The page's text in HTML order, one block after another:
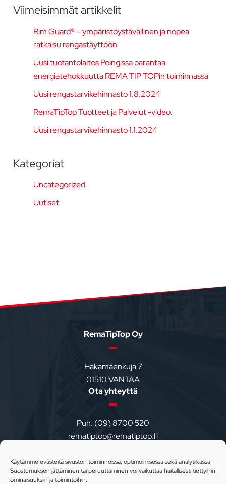
Käytämme evästeitä sivuston toiminnoissa, optimoimisessa sekä analytiikassa.
Suostumuksen jättäminen tai peruuttaminen voi vaikuttaa haitallisesti tiettyihin
ominaisuuksiin ja toimintoihin.
Ensisijainen
sivupalkki
Viimeisimmät artikkelit
Rim Guard® – ympäristöystävällinen ja nopea
ratkaisu rengastäyttöön
Uusi tuotantolaitos Poingissa parantaa
energiatehokkuutta REMA TIP TOPin toiminnassa
Uusi rengastarvikehinnasto 1.8.2024
RemaTipTop Tuotteet ja Palvelut -video.
Uusi rengastarvikehinnasto 1.1.2024
Kategoriat
Uncategorized
Uutiset
RemaTipTop Oy
Hakamäenkuja 7
01510 VANTAA
Ota yhteyttä
Puh. (09) 8700 520
rematiptop@rematiptop.fi